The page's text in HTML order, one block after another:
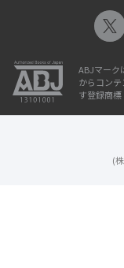
ABJマーク
からコン
す登録商標
(